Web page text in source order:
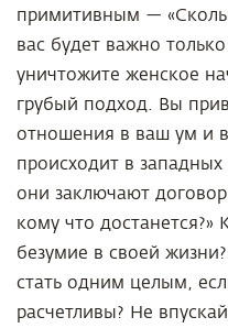
примитивным —
вас будет важно
уничтожите женское
грубый подход. Вы
отношения в ваш ум и
происходит в
они заключают
кому что достанется?»
безумие в своей
стать одним целым,
расчетливы? Не